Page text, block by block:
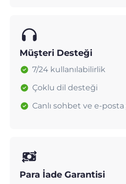
Müşteri Desteği
7/24 kullanılabilirlik
Çoklu dil desteği
Canlı sohbet ve e-
Para İade Garantisi